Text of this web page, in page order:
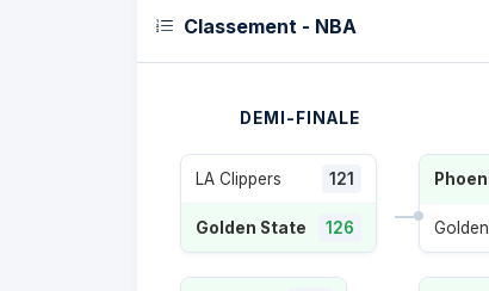
Classement - NBA
DEMI-FINALE
LA Clippers 121
Golden State 126